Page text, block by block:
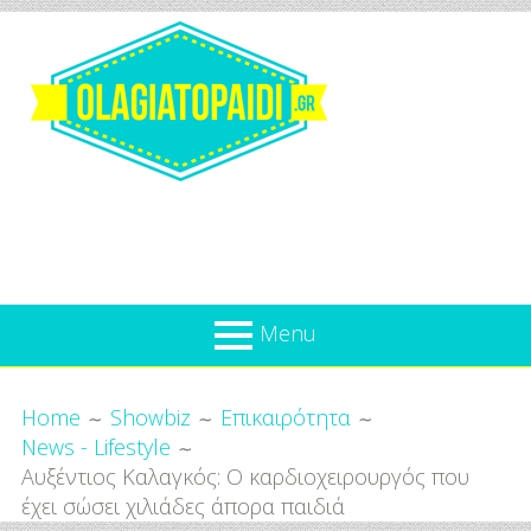
content
Menu
Για
το
Παιδί
Επικαιρότητα
Προσφορές
Home Showbiz
Επικαιρότητα
News - Lifestyle
Αυξέντιος Καλαγκός: Ο καρδιοχειρουργός που
έχει σώσει χιλιάδες άπορα παιδιά